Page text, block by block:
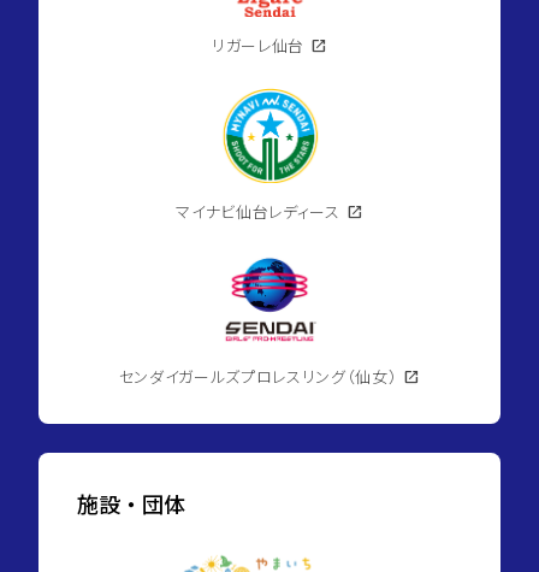
リガーレ仙台 open_in_new
マイナビ仙台レディース open_in_new
センダイガールズプロレスリング（仙女） open_in_new
施設・団体